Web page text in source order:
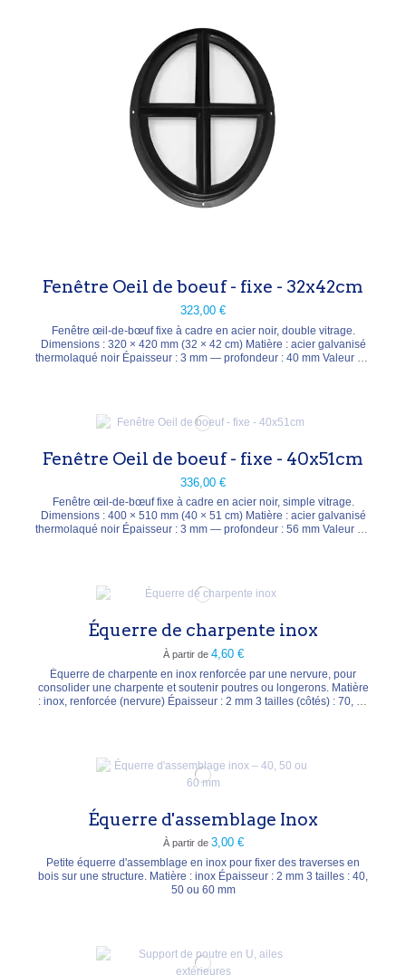
Fenêtre Oeil de boeuf - fixe - 32x42cm
323,00 €
Fenêtre œil-de-bœuf fixe à cadre en acier noir, double vitrage.
Dimensions : 320 × 420 mm (32 × 42 cm) Matière : acier galvanisé
thermolaqué noir Épaisseur : 3 mm — profondeur : 40 mm Valeur U :
Fenêtre Oeil de boeuf - fixe - 40x51cm
336,00 €
Fenêtre œil-de-bœuf fixe à cadre en acier noir, simple vitrage.
Dimensions : 400 × 510 mm (40 × 51 cm) Matière : acier galvanisé
thermolaqué noir Épaisseur : 3 mm — profondeur : 56 mm Valeur U :
Équerre de charpente inox
À partir de 4,60 €
Équerre de charpente en inox renforcée par une nervure, pour
consolider une charpente et soutenir poutres ou longerons. Matière
: inox, renforcée (nervure) Épaisseur : 2 mm 3 tailles (côtés) : 70, 90
Équerre d'assemblage Inox
À partir de 3,00 €
Petite équerre d'assemblage en inox pour fixer des traverses en
bois sur une structure. Matière : inox Épaisseur : 2 mm 3 tailles : 40,
50 ou 60 mm